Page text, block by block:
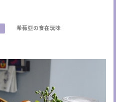
希薇亞の食在玩味